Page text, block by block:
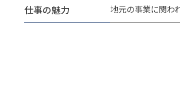
仕事の魅力 地元の事業に関わ